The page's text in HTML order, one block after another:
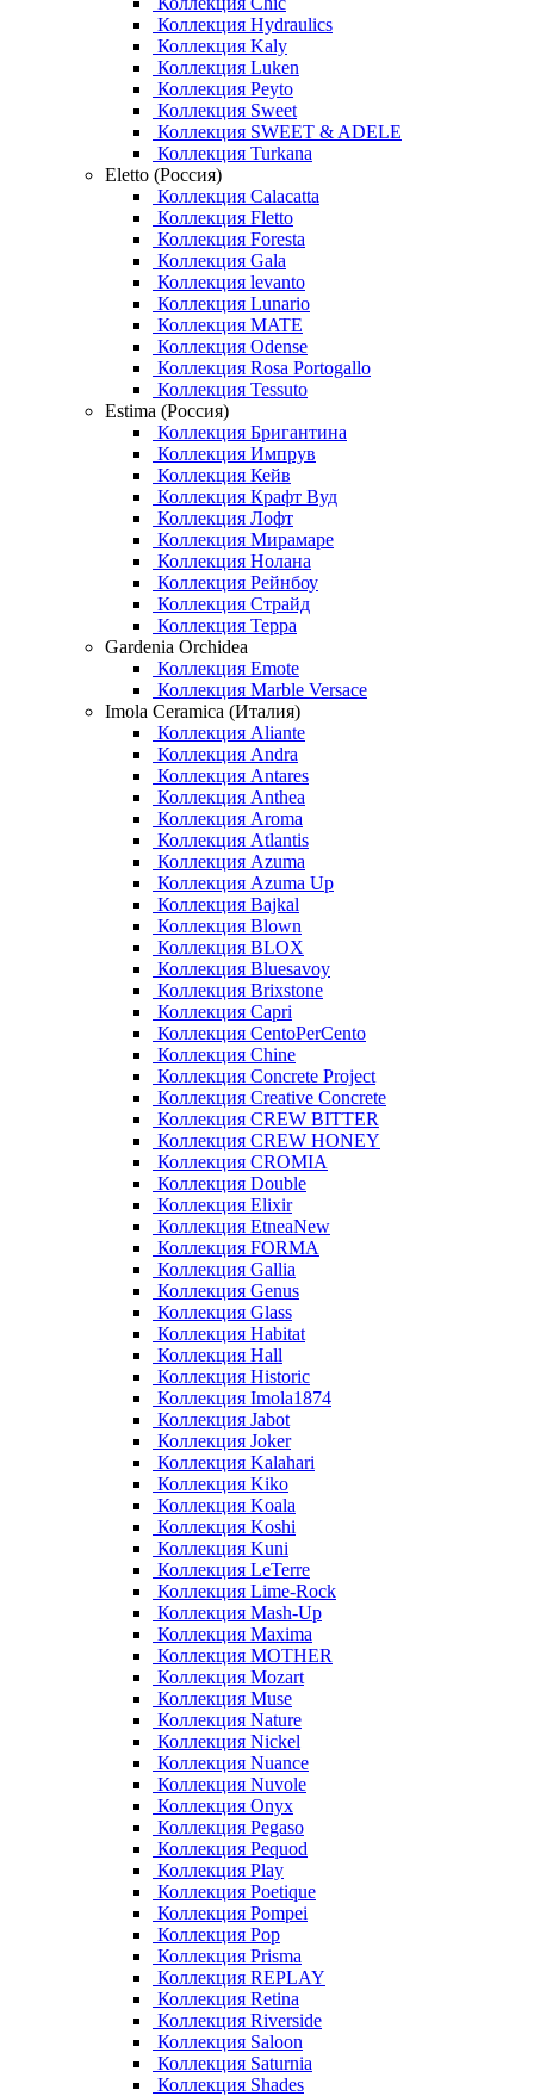
Коллекция Hydraulics
Коллекция Kaly
Коллекция Luken
Коллекция Peyto
Коллекция Sweet
Коллекция SWEET & ADELE
Коллекция Turkana
Eletto (Россия)
Коллекция Calacatta
Коллекция Fletto
Коллекция Foresta
Коллекция Gala
Коллекция levanto
Коллекция Lunario
Коллекция MATE
Коллекция Odense
Коллекция Rosa Portogallo
Коллекция Tessuto
Estima (Россия)
Коллекция Бригантина
Коллекция Импрув
Коллекция Кейв
Коллекция Крафт Вуд
Коллекция Лофт
Коллекция Мирамаре
Коллекция Нолана
Коллекция Рейнбоу
Коллекция Страйд
Коллекция Терра
Gardenia Orchidea
Коллекция Emote
Коллекция Marble Versace
Imola Ceramica (Италия)
Коллекция Aliante
Коллекция Andra
Коллекция Antares
Коллекция Anthea
Коллекция Aroma
Коллекция Atlantis
Коллекция Azuma
Коллекция Azuma Up
Коллекция Bajkal
Коллекция Blown
Коллекция BLOX
Коллекция Bluesavoy
Коллекция Brixstone
Коллекция Capri
Коллекция CentoPerCento
Коллекция Chine
Коллекция Concrete Project
Коллекция Creative Concrete
Коллекция CREW BITTER
Коллекция CREW HONEY
Коллекция CROMIA
Коллекция Double
Коллекция Elixir
Коллекция EtneaNew
Коллекция FORMA
Коллекция Gallia
Коллекция Genus
Коллекция Glass
Коллекция Habitat
Коллекция Hall
Коллекция Historic
Коллекция Imola1874
Коллекция Jabot
Коллекция Joker
Коллекция Kalahari
Коллекция Kiko
Коллекция Koala
Коллекция Koshi
Коллекция Kuni
Коллекция LeTerre
Коллекция Lime-Rock
Коллекция Mash-Up
Коллекция Maxima
Коллекция MOTHER
Коллекция Mozart
Коллекция Muse
Коллекция Nature
Коллекция Nickel
Коллекция Nuance
Коллекция Nuvole
Коллекция Onyx
Коллекция Pegaso
Коллекция Pequod
Коллекция Play
Коллекция Poetique
Коллекция Pompei
Коллекция Pop
Коллекция Prisma
Коллекция REPLAY
Коллекция Retina
Коллекция Riverside
Коллекция Saloon
Коллекция Saturnia
Коллекция Shades